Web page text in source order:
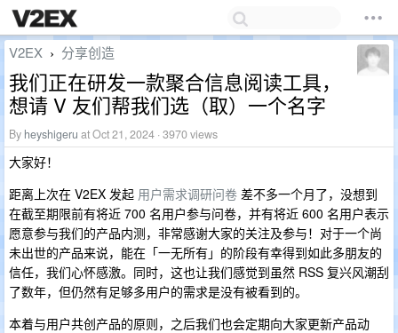
V2EX › 分享创造
我们正在研发一款聚合信息阅读工具，
想请 V 友们帮我们选（取）一个名字
By heyshigeru at Oct 21, 2024 · 3970 views
大家好！
距离上次在 V2EX 发起 用户需求调研问卷 差不多一个月了，没想到
在截至期限前有将近 700 名用户参与问卷，并有将近 600 名用户表示
愿意参与我们的产品内测，非常感谢大家的关注及参与！对于一个尚
未出世的产品来说，能在「一无所有」的阶段有幸得到如此多朋友的
信任，我们心怀感激。同时，这也让我们感觉到虽然 RSS 复兴风潮刮
了数年，但仍然有足够多用户的需求是没有被看到的。
本着与用户共创产品的原则，之后我们也会定期向大家更新产品动